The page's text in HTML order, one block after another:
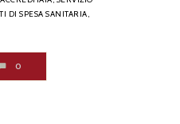
DI SPESA SANITARIA,
0